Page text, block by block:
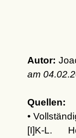
Autor:
am
Quellen:
•
[I]K-L.